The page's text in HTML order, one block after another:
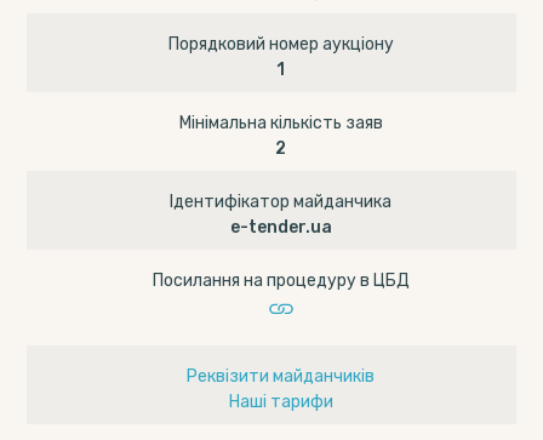
Порядковий номер аукціону
1
Мінімальна кількість заяв
2
Ідентифікатор майданчика
e-tender.ua
Посилання на процедуру в ЦБД
Реквізити майданчиків
Наші тарифи